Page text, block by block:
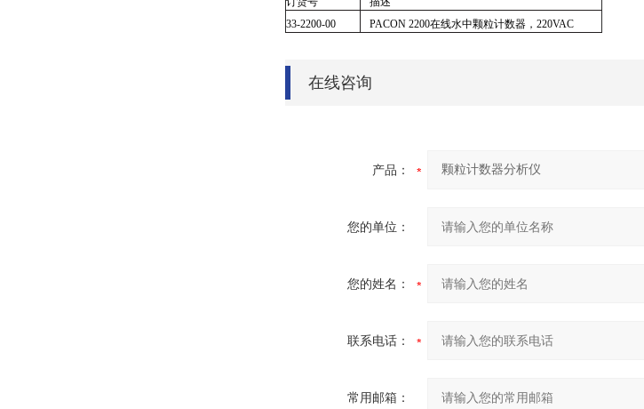
33-2200-00
PACON 2200在线水中颗粒计数器，220VAC
在线咨询
产品：
您的单位：
您的姓名：
联系电话：
常用邮箱：